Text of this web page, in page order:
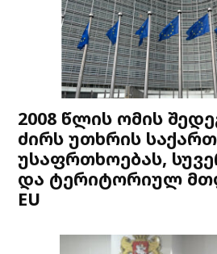
2008 წლის ომის
ძირს უთხრის
უსაფრთხოებას,
და ტერიტორიულ
EU